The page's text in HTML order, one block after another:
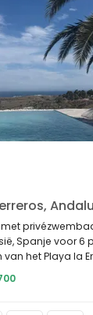
Spanje voor 6
het Playa la